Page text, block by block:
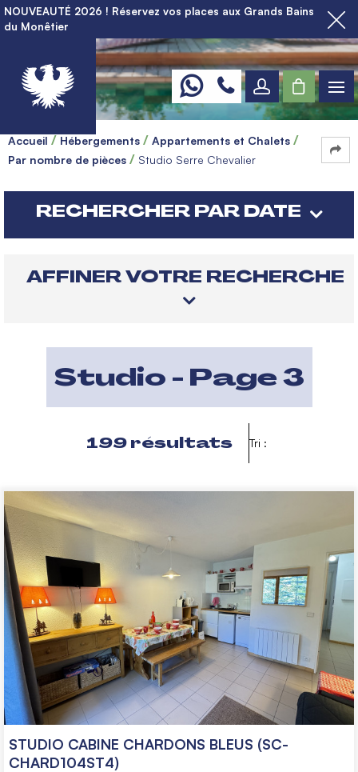
NOUVEAUTÉ 2026 ! Réservez vos places aux Grands Bains
du Monêtier
Accueil Hébergements
Appartements et Chalets
Par nombre de pièces
Studio Serre Chevalier
RECHERCHER PAR DATE
AFFINER VOTRE RECHERCHE
Studio - Page 3
199résultats Tri :
STUDIO CABINE CHARDONS BLEUS (SC-
CHARD104ST4)